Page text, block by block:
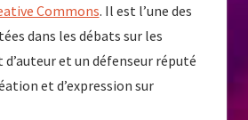
Commons. Il est l’une des
dans les débats sur les
et un défenseur réputé
et d’expression sur